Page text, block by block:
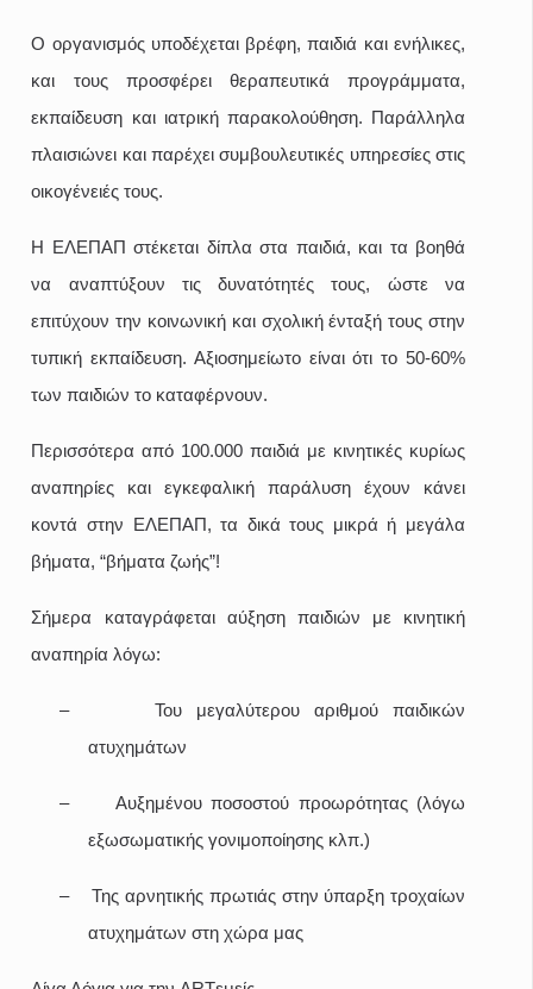
Ο οργανισμός υποδέχεται βρέφη, παιδιά και ενήλικες,
και τους προσφέρει θεραπευτικά προγράμματα,
εκπαίδευση και ιατρική παρακολούθηση. Παράλληλα
πλαισιώνει και παρέχει συμβουλευτικές υπηρεσίες στις
οικογένειές τους.
Η ΕΛΕΠΑΠ στέκεται δίπλα στα παιδιά, και τα βοηθά
να αναπτύξουν τις δυνατότητές τους, ώστε να
επιτύχουν την κοινωνική και σχολική ένταξή τους στην
τυπική εκπαίδευση. Αξιοσημείωτο είναι ότι το 50-60%
των παιδιών το καταφέρνουν.
Περισσότερα από 100.000 παιδιά με κινητικές κυρίως
αναπηρίες και εγκεφαλική παράλυση έχουν κάνει
κοντά στην ΕΛΕΠΑΠ, τα δικά τους μικρά ή μεγάλα
βήματα, “βήματα ζωής”!
Σήμερα καταγράφεται αύξηση παιδιών με κινητική
αναπηρία λόγω:
–
Του μεγαλύτερου αριθμού παιδικών
ατυχημάτων
–
Αυξημένου ποσοστού προωρότητας (λόγω
εξωσωματικής γονιμοποίησης κλπ.)
–
Της αρνητικής πρωτιάς στην ύπαρξη τροχαίων
ατυχημάτων στη χώρα μας